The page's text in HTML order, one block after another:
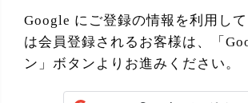
Google にご登録の情報を利用し
は会員登録されるお客様は、「
ン」ボタンよりお進みください。